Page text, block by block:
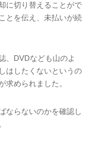
に切り替えることがで
とを伝え、未払いが続
、 DVDなども山のよ
はしたくないというの
求められました。
ならないのかを確認し